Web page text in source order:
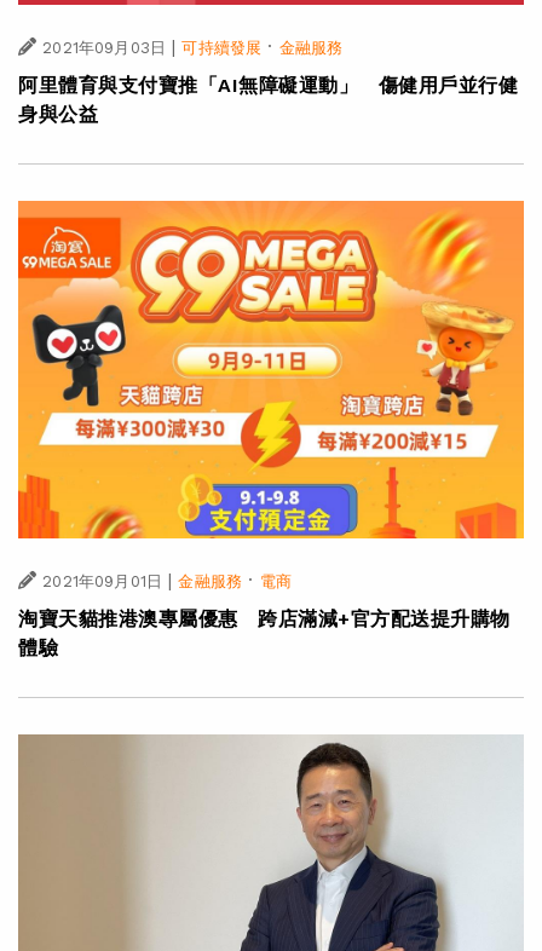
2021年09月03日 | 可持續發展 · 金融服務
阿里體育與支付寶推「AI無障礙運動」 傷健用戶並行健
身與公益
2021年09月01日 | 金融服務 · 電商
淘寶天貓推港澳專屬優惠 跨店滿減+官方配送提升購物
體驗